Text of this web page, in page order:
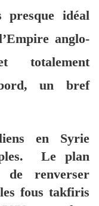
idéal
anglo-
totalement
un bref
en Syrie
Le plan
de renverser
fous takfiris